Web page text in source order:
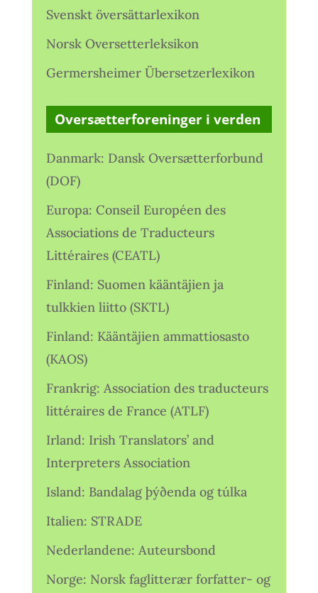
Svenskt översättarlexikon
Norsk Oversetterleksikon
Germersheimer Übersetzerlexikon
Oversætterforeninger i verden
Danmark: Dansk Oversætterforbund
(DOF)
Europa: Conseil Européen des
Associations de Traducteurs
Littéraires (CEATL)
Finland: Suomen kääntäjien ja
tulkkien liitto (SKTL)
Finland: Kääntäjien ammattiosasto
(KAOS)
Frankrig: Association des traducteurs
littéraires de France (ATLF)
Irland: Irish Translators’ and
Interpreters Association
Island: Bandalag þýðenda og túlka
Italien: STRADE
Nederlandene: Auteursbond
Norge: Norsk faglitterær forfatter- og